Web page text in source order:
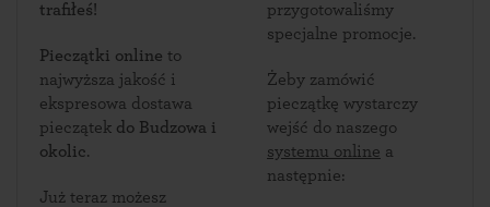
trafiłeś!
Pieczątki online to
najwyższa jakość i
ekspresowa dostawa
pieczątek do Budzowa i
okolic.
Już teraz możesz
przygotowaliśmy
specjalne promocje.
Żeby zamówić
pieczątkę wystarczy
wejść do naszego
systemu online a
następnie: